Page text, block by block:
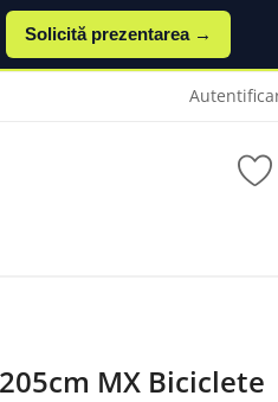
Solicită prezentarea →
MX Biciclete